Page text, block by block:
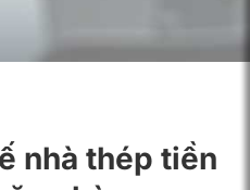
nhà thép tiền